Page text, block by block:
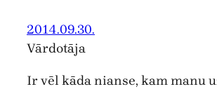
2014.09.30.
Vārdotāja
Ir vēl kāda nianse, kam manu